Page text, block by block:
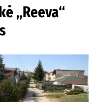
„Reeva“